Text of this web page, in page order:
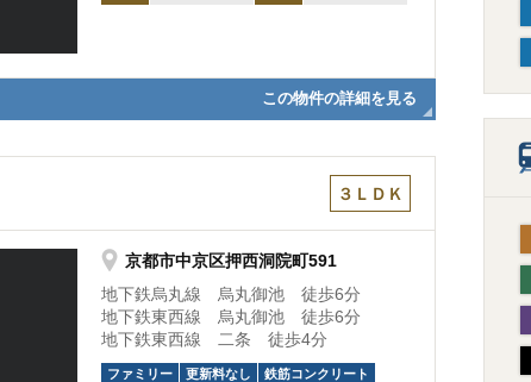
この物件の詳細を見る
３ＬＤＫ
京都市中京区押西洞院町591
地下鉄烏丸線 烏丸御池 徒歩6分
地下鉄東西線 烏丸御池 徒歩6分
地下鉄東西線 二条 徒歩4分
ファミリー 更新料なし
鉄筋コンクリート